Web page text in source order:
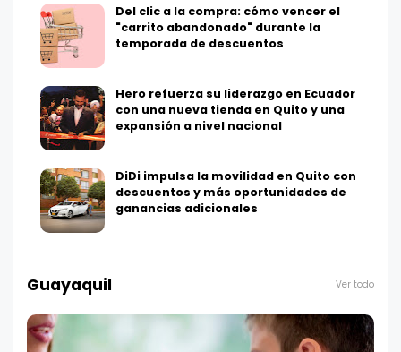
Del clic a la compra: cómo vencer el
"carrito abandonado" durante la
temporada de descuentos
Hero refuerza su liderazgo en Ecuador
con una nueva tienda en Quito y una
expansión a nivel nacional
DiDi impulsa la movilidad en Quito con
descuentos y más oportunidades de
ganancias adicionales
Guayaquil Ver todo